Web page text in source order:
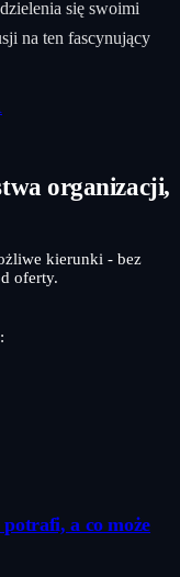
się swoimi
na ten fascynujący
organizacji,
kierunki - bez
oferty.
a co może